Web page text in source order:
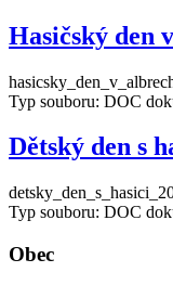
Hasičský den
Typ souboru: DOC
Dětský den s
Typ souboru: DOC
Obec